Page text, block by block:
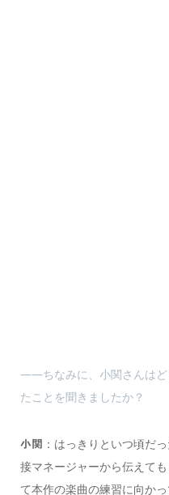
――ちなみに、小関さんはど
たことを聞きましたか？
小関 ：はっきりといつ頃だ
接マネージャーから伝えて
て本作の楽曲の練習に向か